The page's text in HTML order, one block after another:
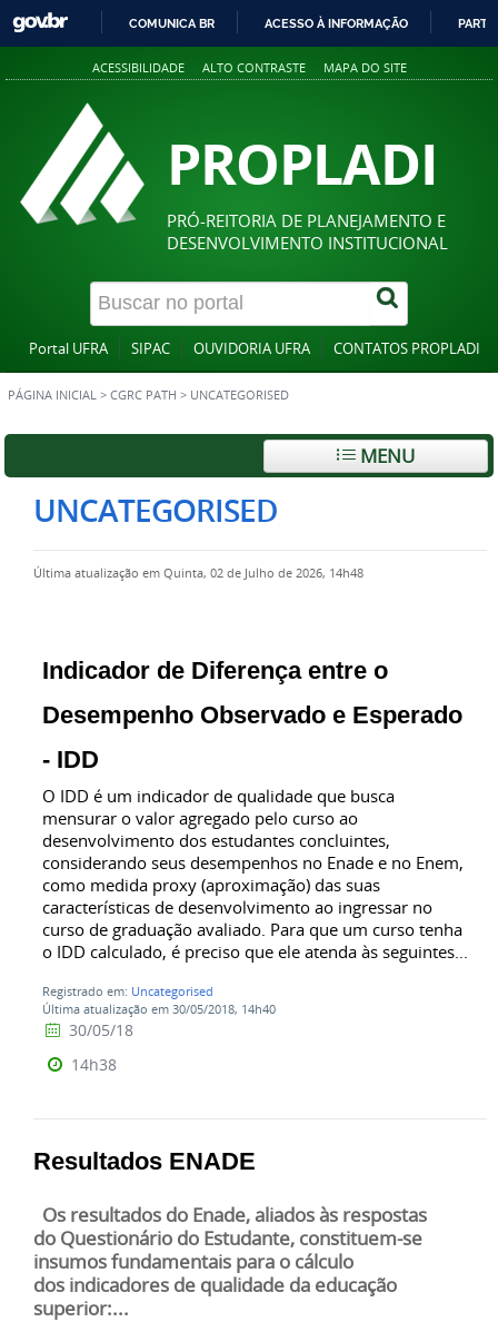
PARA
COMUNICA BR ACESSO À INFORMAÇÃO
ACESSIBILIDADE ALTO CONTRASTE MAPA DO SITE
PROPLADI
PRÓ-REITORIA DE PLANEJAMENTO E
DESENVOLVIMENTO INSTITUCIONAL
Portal UFRA SIPAC OUVIDORIA UFRA CONTATOS PROPLADI
PÁGINA INICIAL > CGRC PATH > UNCATEGORISED
MENU
UNCATEGORISED
Última atualização em Quinta, 02 de Julho de 2026, 14h48
Indicador de Diferença entre o
Desempenho Observado e Esperado
- IDD
O IDD é um indicador de qualidade que busca
mensurar o valor agregado pelo curso ao
desenvolvimento dos estudantes concluintes,
considerando seus desempenhos no Enade e no Enem,
como medida proxy (aproximação) das suas
características de desenvolvimento ao ingressar no
curso de graduação avaliado. Para que um curso tenha
o IDD calculado, é preciso que ele atenda às seguintes...
Registrado em: Uncategorised
Última atualização em 30/05/2018, 14h40
30/05/18
14h38
Resultados ENADE
Os resultados do Enade, aliados às respostas
do Questionário do Estudante, constituem-se
insumos fundamentais para o cálculo
dos indicadores de qualidade da educação
superior:...